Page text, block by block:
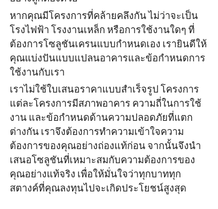
หากคุณมีโครงการที่คล้ายคลึงกัน ไม่ว่าจะเป็น
โรงไฟฟ้า โรงงานเหล็ก หรือการใช้งานใดๆ ที่
ต้องการโซลูชันเครนแบบกำหนดเอง เรายินดีให้
คุณแบ่งปันแบบแปลนอาคารและข้อกำหนดการ
ใช้งานกับเรา
เราไม่ใช้ใบเสนอราคาแบบสำเร็จรูป โครงการ
แต่ละโครงการมีสภาพอาคาร ความถี่ในการใช้
งาน และข้อกำหนดด้านความปลอดภัยที่แตก
ต่างกัน เราจึงต้องการทำความเข้าใจความ
ต้องการของคุณอย่างถ่องแท้ก่อน จากนั้นจึงนำ
เสนอโซลูชันที่เหมาะสมกับความต้องการของ
คุณอย่างแท้จริง เพื่อให้มั่นใจว่าทุกบาททุก
สตางค์ที่คุณลงทุนไปจะเกิดประโยชน์สูงสุด